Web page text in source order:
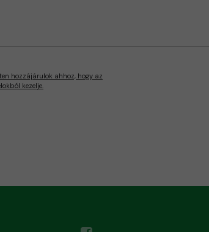
hozzájárulok ahhoz, hogy az
kezelje.